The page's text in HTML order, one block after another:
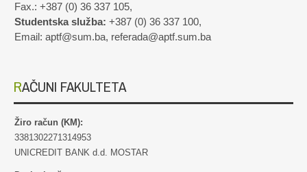
Fax.: +387 (0) 36 337 105,
Studentska služba: +387 (0) 36 337 100,
Email: aptf@sum.ba, referada@aptf.sum.ba
RAČUNI FAKULTETA
Žiro račun (KM):
3381302271314953
UNICREDIT BANK d.d. MOSTAR